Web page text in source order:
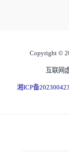
Copyright ©
互联网
湘ICP备